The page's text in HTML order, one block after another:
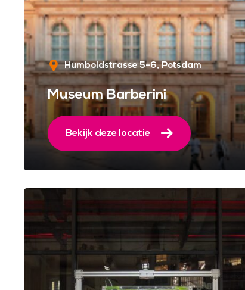
Humboldstrasse 5-6 Potsdam
Museum Barberini
Bekijk deze locatie